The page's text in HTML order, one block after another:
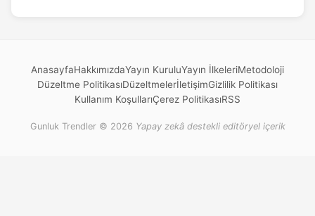
AnasayfaHakkımızdaYayın KuruluYayın İlkeleriMetodoloji
Düzeltme PolitikasıDüzeltmelerİletişimGizlilik Politikası
Kullanım KoşullarıÇerez PolitikasıRSS
Gunluk Trendler © 2026 Yapay zekâ destekli editöryel içerik